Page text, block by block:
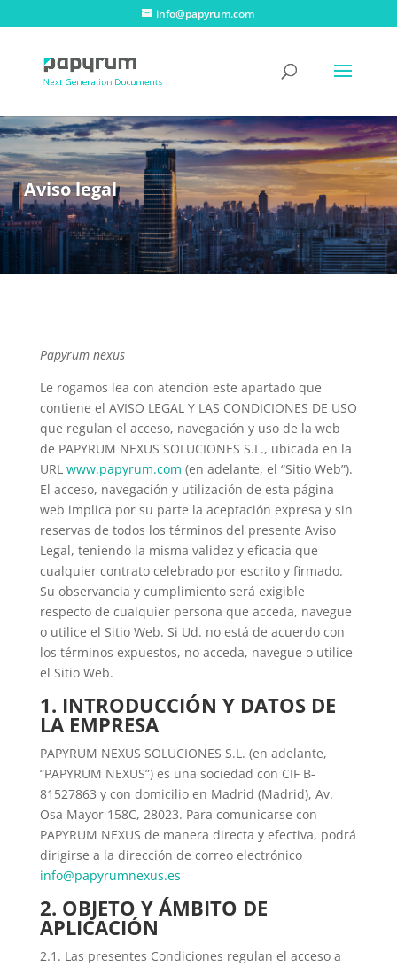
info@papyrum.com
Aviso legal
Papyrum nexus
Le rogamos lea con atención este apartado que
contiene el AVISO LEGAL Y LAS CONDICIONES DE USO
que regulan el acceso, navegación y uso de la web
de PAPYRUM NEXUS SOLUCIONES S.L., ubicada en la
URL www.papyrum.com (en adelante, el “Sitio Web”).
El acceso, navegación y utilización de esta página
web implica por su parte la aceptación expresa y sin
reservas de todos los términos del presente Aviso
Legal, teniendo la misma validez y eficacia que
cualquier contrato celebrado por escrito y firmado.
Su observancia y cumplimiento será exigible
respecto de cualquier persona que acceda, navegue
o utilice el Sitio Web. Si Ud. no está de acuerdo con
los términos expuestos, no acceda, navegue o utilice
el Sitio Web.
1. INTRODUCCIÓN Y DATOS DE
LA EMPRESA
PAPYRUM NEXUS SOLUCIONES S.L. (en adelante,
“PAPYRUM NEXUS”) es una sociedad con CIF B-
81527863 y con domicilio en Madrid (Madrid), Av.
Osa Mayor 158C, 28023. Para comunicarse con
PAPYRUM NEXUS de manera directa y efectiva, podrá
dirigirse a la dirección de correo electrónico
info@papyrumnexus.es
2. OBJETO Y ÁMBITO DE
APLICACIÓN
2.1. Las presentes Condiciones regulan el acceso a